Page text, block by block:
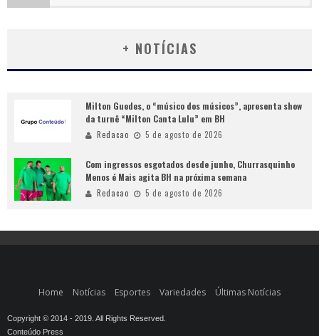
+ NOTÍCIAS
Milton Guedes, o “músico dos músicos”, apresenta show
da turnê “Milton Canta Lulu” em BH
Redacao 5 de agosto de 2026
Com ingressos esgotados desde junho, Churrasquinho
Menos é Mais agita BH na próxima semana
Redacao 5 de agosto de 2026
Home Notícias Esportes Variedades Últimas Notícias
Copyright © 2014 - 2019. All Rights Reserved.
Conteúdo Press